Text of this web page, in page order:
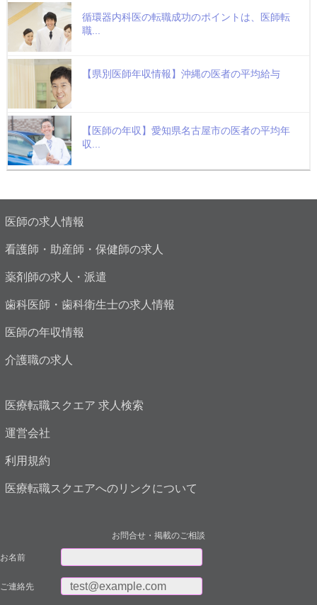
循環器内科医の転職成功のポイントは、医師転
職...
【県別医師年収情報】沖縄の医者の平均給与
【医師の年収】愛知県名古屋市の医者の平均年
収...
医師の求人情報
看護師・助産師・保健師の求人
薬剤師の求人・派遣
歯科医師・歯科衛生士の求人情報
医師の年収情報
介護職の求人
医療転職スクエア 求人検索
運営会社
利用規約
医療転職スクエアへのリンクについて
お問合せ・掲載のご相談
お名前
ご連絡先